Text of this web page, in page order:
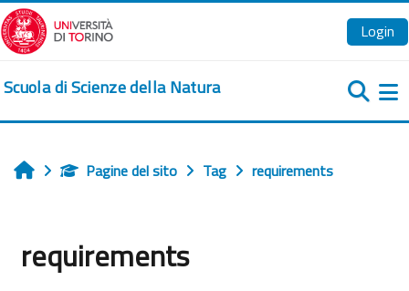
Vai al contenuto principale
Login
Scuola di Scienze della Natura
HomePagine del sito Tag requirements
requirements